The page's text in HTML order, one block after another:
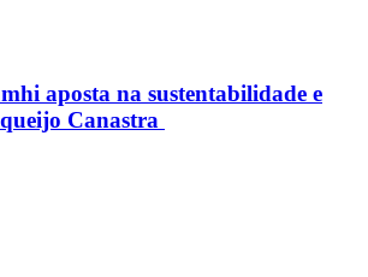
aposta na sustentabilidade e
Canastra